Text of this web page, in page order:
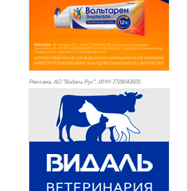
Реклама. АО "Видаль Рус", ИНН 7728043605